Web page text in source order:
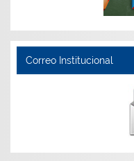
Correo Institucional